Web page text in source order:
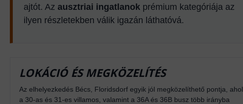
ajtót. Az ausztriai ingatlanok prémium kategóriája az
ilyen részletekben válik igazán láthatóvá.
LOKÁCIÓ ÉS MEGKÖZELÍTÉS
Az elhelyezkedés Bécs, Floridsdorf egyik jól megközelíthető pontja, ahol
a 30-as és 31-es villamos, valamint a 36A és 36B busz több irányba